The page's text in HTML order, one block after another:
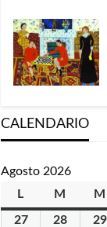
CALENDARIO
Agosto 2026
L lunedìM martedì
M
2727
28 29